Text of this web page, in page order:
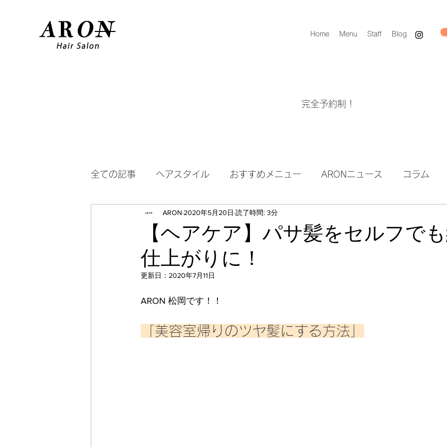
Home Menu Staff Blog
完全予約制！
全ての記事 ヘアスタイル おすすめメニュー ARONニュース コラム
【ヘアケア】パサ髪をセルフで
仕上がりに！
ARON 2020年5月20日 読了時間: 3分
更新日： 2020年7月11日
ARON 松岡です！！
「美容室帰りのツヤ髪にする方法」